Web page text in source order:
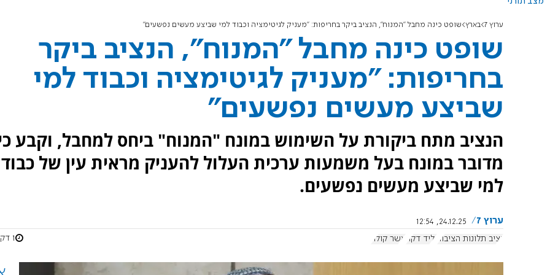
ערוץ 7 בארץ שופט כינה מחבל "המנוח", הנציב ביקר בחריפות: "מעניק לגיטימציה וכבוד למי שביצע מעשים נפשעים"
שופט כינה מחבל "המנוח", הנציב ביקר
בחריפות: "מעניק לגיטימציה וכבוד למי
שביצע מעשים נפשעים"
הנציב מתח ביקורת על השימוש במונח "המנוח" ביחס למחבל, וקבע
מדובר במונח בעל משמעות ערכית העלול להעניק מראית עין של כבוד
למי שביצע מעשים נפשעים.
ערוץ 7
24.12.25, 12:54
נציב תלונות הציבור
וליד דקה אשר קולה 1 דקות